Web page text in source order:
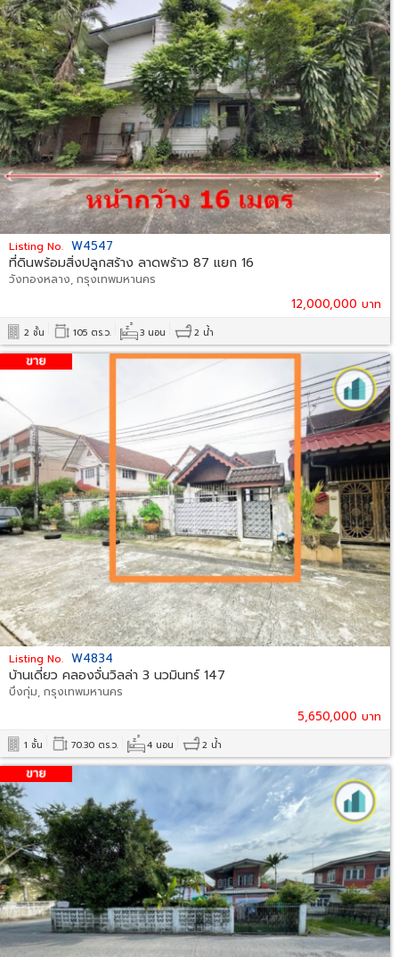
Listing No. W4547
ที่ดินพร้อมสิ่งปลูกสร้าง ลาดพร้าว 87 แยก 16
วังทองหลาง, กรุงเทพมหานคร
12,000,000 บาท
2 ชั้น 105 ตร.ว. 3 นอน 2 น้ำ
Listing No. W4834
บ้านเดี่ยว คลองจั่นวิลล่า 3 นวมินทร์ 147
บึงกุ่ม, กรุงเทพมหานคร
5,650,000 บาท
1 ชั้น 70.30 ตร.ว. 4 นอน 2 น้ำ